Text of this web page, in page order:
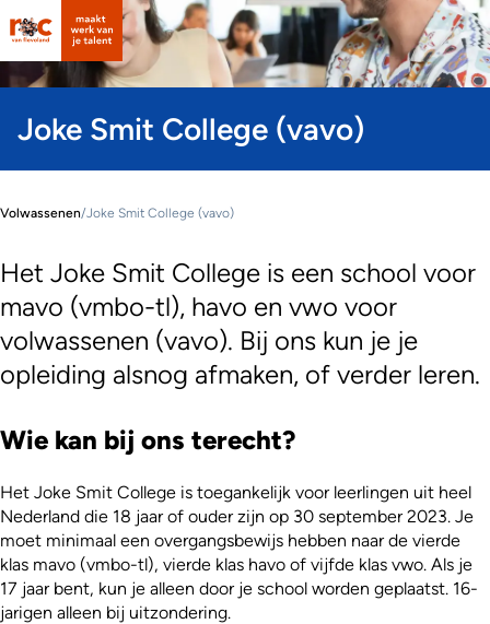
Joke Smit College (vavo)
Volwassenen/Joke Smit College (vavo)
Het Joke Smit College is een school voor
mavo (vmbo-tl), havo en vwo voor
volwassenen (vavo). Bij ons kun je je
opleiding alsnog afmaken, of verder leren.
Wie kan bij ons terecht?
Het Joke Smit College is toegankelijk voor leerlingen uit heel
Nederland die 18 jaar of ouder zijn op 30 september 2023. Je
moet minimaal een overgangsbewijs hebben naar de vierde
klas mavo (vmbo-tl), vierde klas havo of vijfde klas vwo. Als je
17 jaar bent, kun je alleen door je school worden geplaatst. 16-
jarigen alleen bij uitzondering.